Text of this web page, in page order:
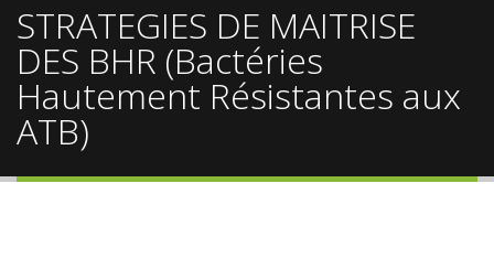
STRATEGIES DE MAITRISE
DES BHR (Bactéries
Hautement Résistantes aux
ATB)